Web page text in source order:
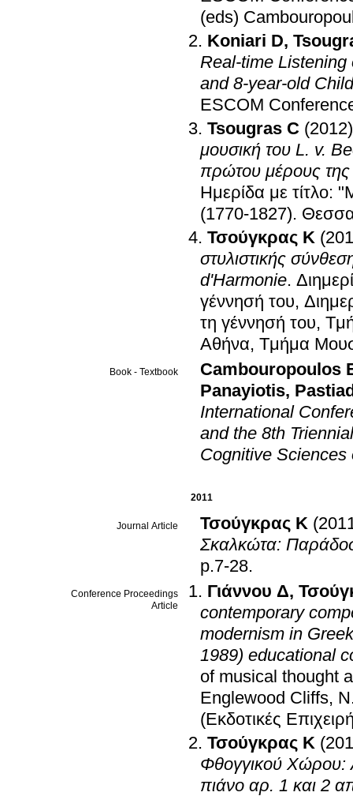
(eds)
Koniari D,
Real-time
and 8-year-old
ESCOM
Tsougras C (2012)
μουσική του L. v.
πρώτου μέρους
Ημερίδα με τίτλο:
(1770-1827).
Τσούγκρας K
στυλιστικής
d'Harmonie.
γέννησή του,
τη γέννησή του,
Αθήνα, Tμήμα
Book - Textbook
Cambouropoulos
Panayiotis,
International
and the 8th
Cognitive
2011
Journal Article Τσούγκρας K
Σκαλκώτα:
p.7-28.
Conference Proceedings
Article
Γιάννου Δ,
contemporary
modernism in
1989) educational
of musical thought
Englewood Cliffs,
(Eκδοτικές
Τσούγκρας K
Φθογγικού Χώρου:
πιάνο αρ. 1 και 2